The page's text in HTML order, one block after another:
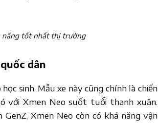
năng tốt nhất thị trường
dân
sinh. Mẫu xe này cũng chính là chiến
với Xmen Neo suốt tuổi thanh xuân.
Xmen Neo còn có khả năng vận